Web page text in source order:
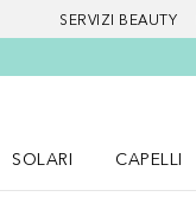
SERVIZI BEAUTY
SOLARI
CAPELLI